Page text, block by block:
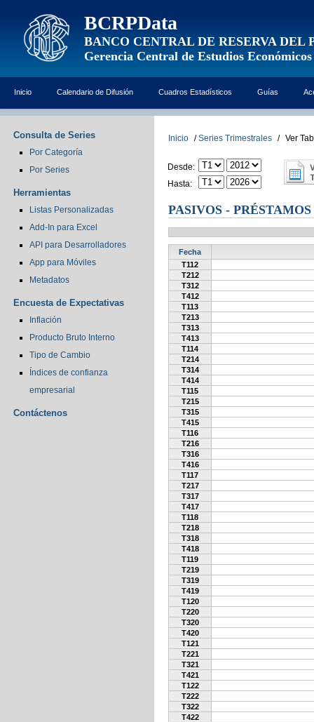
BCRPData
BANCO CENTRAL DE RESERVA DEL
Gerencia Central de Estudios Económicos
Inicio Calendario de Difusión Cuadros Estadísticos Guías
Consulta de Series
Por Categoría
Por Series
Herramientas
Listas Personalizadas
Add-In para Excel
API para Desarrolladores
App para Móviles
Metadatos
Encuesta de Expectativas
Inflación
Producto Bruto Interno
Tipo de Cambio
Índices de confianza
empresarial
Contáctenos
Inicio / Series Trimestrales / Ver
Desde:
Hasta:
PASIVOS -
Fecha
T112
T212
T312
T412
T113
T213
T313
T413
T114
T214
T314
T414
T115
T215
T315
T415
T116
T216
T316
T416
T117
T217
T317
T417
T118
T218
T318
T418
T119
T219
T319
T419
T120
T220
T320
T420
T121
T221
T321
T421
T122
T222
T322
T422